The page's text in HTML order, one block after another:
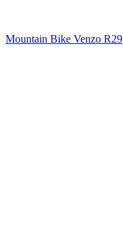
Mountain Bike Venzo R29